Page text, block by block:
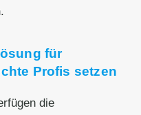
für
Profis setzen
die